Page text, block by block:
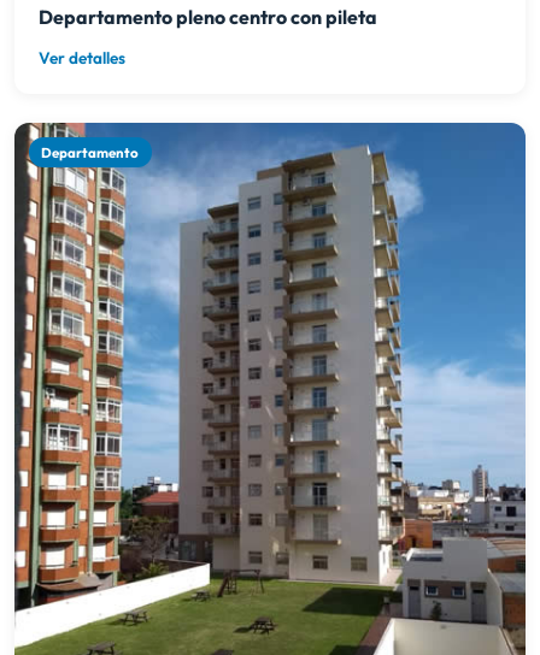
Departamento pleno centro con pileta
Ver detalles
Departamento